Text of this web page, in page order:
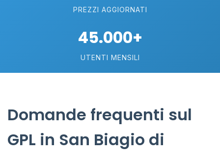
PREZZI AGGIORNATI
45.000+
UTENTI MENSILI
Domande frequenti sul
GPL in San Biagio di